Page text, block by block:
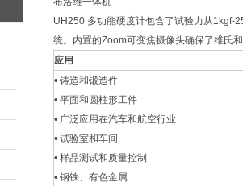
UH250 多功能硬度计包含了试验力从1kgf-
统。内置的Zoom可变焦摄像头确保了维氏
应用
• 铸造和锻造件
• 平面和圆柱形工件
• 广泛应用在汽车和航空行业
• 试验室和车间
• 样品测试和质量控制
• 钢铁、有色金属